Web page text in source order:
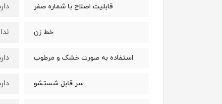
قابلیت اصلاح با شماره صفر
خط زن
استفاده به صورت خشک و مرطوب
سر قابل شستشو